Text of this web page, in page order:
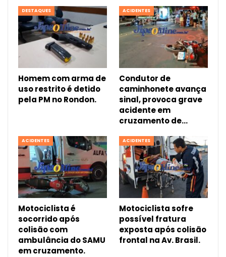
DESTAQUES
Homem com arma de
uso restrito é detido
pela PM no Rondon.
ACIDENTES
Condutor de
caminhonete avança
sinal, provoca grave
acidente em
cruzamento de…
ACIDENTES
Motociclista é
socorrido após
colisão com
ambulância do SAMU
em cruzamento.
ACIDENTES
Motociclista sofre
possível fratura
exposta após colisão
frontal na Av. Brasil.